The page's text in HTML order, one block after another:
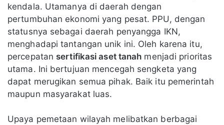
kendala. Utamanya di daerah dengan
pertumbuhan ekonomi yang pesat. PPU, dengan
statusnya sebagai daerah penyangga IKN,
menghadapi tantangan unik ini. Oleh karena itu,
percepatansertifikasi aset tanah menjadi prioritas
utama. Ini bertujuan mencegah sengketa yang
dapat merugikan semua pihak. Baik itu pemerintah
maupun masyarakat luas.
Upaya pemetaan wilayah melibatkan berbagai